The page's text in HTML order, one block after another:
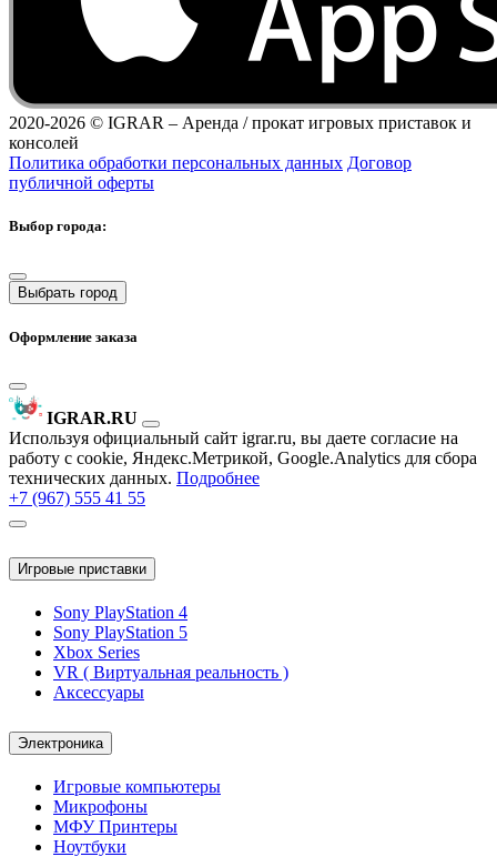
2020-2026 © IGRAR – Аренда / прокат игровых приставок и
консолей
Политика обработки персональных данных Договор
публичной оферты
Выбор города:
Выбрать город
Оформление заказа
IGRAR.RU
Используя официальный сайт igrar.ru, вы даете согласие на
работу с cookie, Яндекс.Метрикой, Google.Analytics для сбора
технических данных. Подробнее
+7 (967) 555 41 55
Игровые приставки
Sony PlayStation 4
Sony PlayStation 5
Xbox Series
VR ( Виртуальная реальность )
Аксессуары
Электроника
Игровые компьютеры
Микрофоны
МФУ Принтеры
Ноутбуки